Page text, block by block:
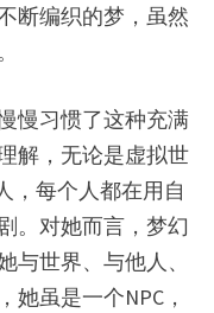
断编织的梦，虽然
慢习惯了这种充满
解，无论是虚拟世
，每个人都在用自
。对她而言，梦幻
与世界、与他人、
虽是一个NPC，